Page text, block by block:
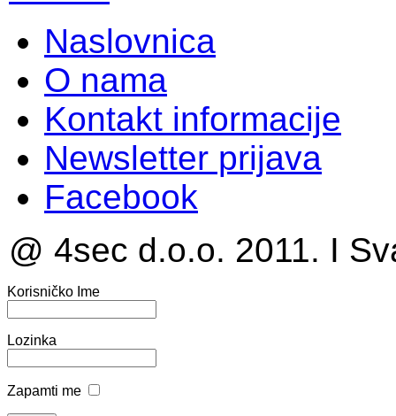
Naslovnica
O nama
Kontakt informacije
Newsletter prijava
Facebook
@ 4sec d.o.o. 2011. I
Korisničko Ime
Lozinka
Zapamti me